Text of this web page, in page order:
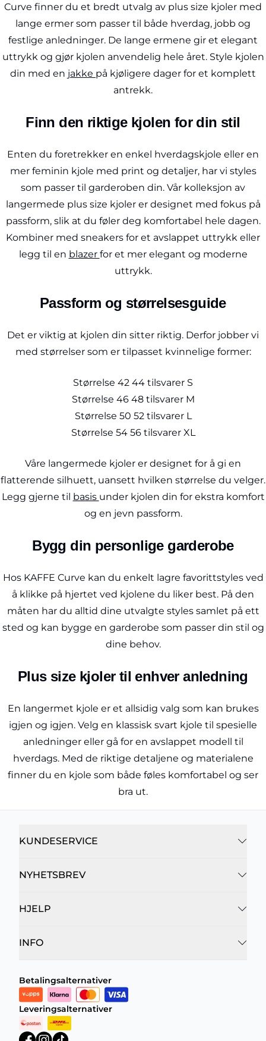
Curve finner du et bredt utvalg av plus size kjoler med
lange ermer som passer til både hverdag, jobb og
festlige anledninger. De lange ermene gir et elegant
uttrykk og gjør kjolen anvendelig hele året. Style kjolen
din med en jakke på kjøligere dager for et komplett
antrekk.
Finn den riktige kjolen for din stil
Enten du foretrekker en enkel hverdagskjole eller en
mer feminin kjole med print og detaljer, har vi styles
som passer til garderoben din. Vår kolleksjon av
langermede plus size kjoler er designet med fokus på
passform, slik at du føler deg komfortabel hele dagen.
Kombiner med sneakers for et avslappet uttrykk eller
legg til en blazer for et mer elegant og moderne
uttrykk.
Passform og størrelsesguide
Det er viktig at kjolen din sitter riktig. Derfor jobber vi
med størrelser som er tilpasset kvinnelige former:
Størrelse 42 44 tilsvarer S
Størrelse 46 48 tilsvarer M
Størrelse 50 52 tilsvarer L
Størrelse 54 56 tilsvarer XL
Våre langermede kjoler er designet for å gi en
flatterende silhuett, uansett hvilken størrelse du velger.
Legg gjerne til basis under kjolen din for ekstra komfort
og en jevn passform.
Bygg din personlige garderobe
Hos KAFFE Curve kan du enkelt lagre favorittstyles ved
å klikke på hjertet ved kjolene du liker best. På den
måten har du alltid dine utvalgte styles samlet på ett
sted og kan bygge en garderobe som passer din stil og
dine behov.
Plus size kjoler til enhver anledning
En langermet kjole er et allsidig valg som kan brukes
igjen og igjen. Velg en klassisk svart kjole til spesielle
anledninger eller gå for en avslappet modell til
hverdags. Med de riktige detaljene og materialene
finner du en kjole som både føles komfortabel og ser
bra ut.
KUNDESERVICE
NYHETSBREV
HJELP
INFO
Betalingsalternativer
Leveringsalternativer